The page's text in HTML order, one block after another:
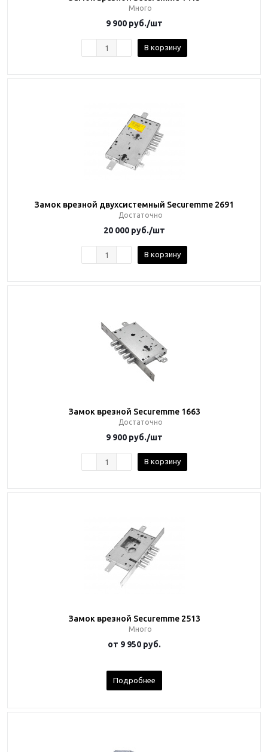
Много
9 900 руб./шт
В корзину
Замок врезной двухсистемный Securemme 2691
Достаточно
20 000 руб./шт
В корзину
Замок врезной Securemme 1663
Достаточно
9 900 руб./шт
В корзину
Замок врезной Securemme 2513
Много
от 9 950 руб.
Подробнее